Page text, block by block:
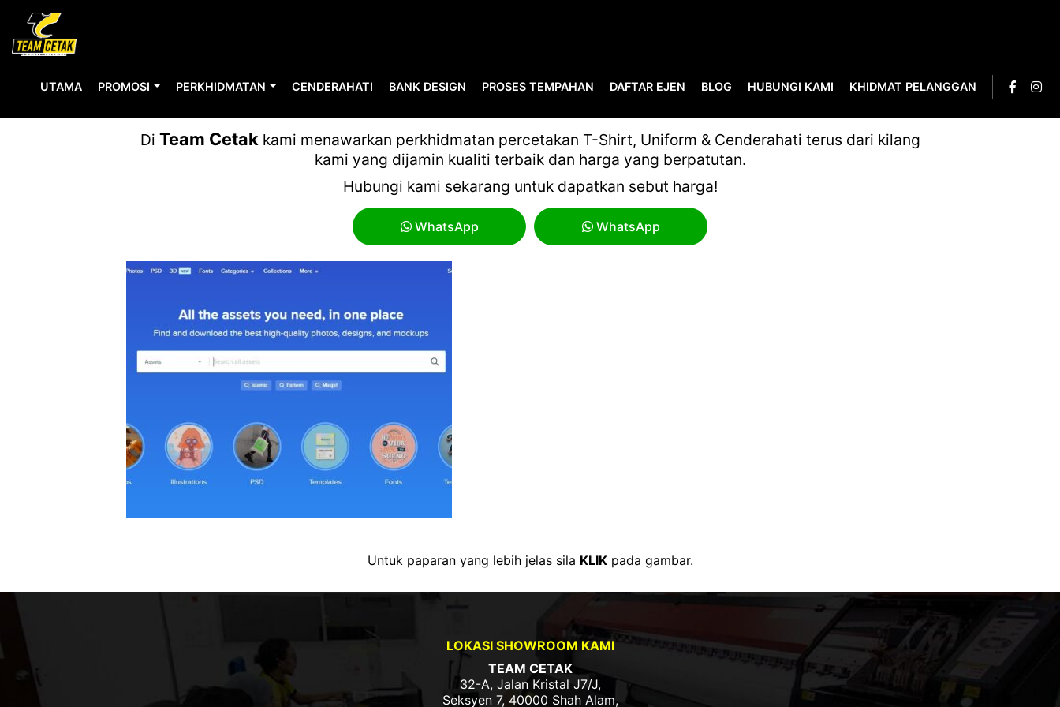
UTAMA PROMOSI PERKHIDMATAN CENDERAHATI BANK DESIGN PROSES TEMPAHAN DAFTAR EJEN BLOG HUBUNGI KAMI KHIDMAT PELANGGAN
Di Team Cetakkami menawarkan perkhidmatan percetakan T-Shirt, Uniform & Cenderahati terus dari kilang
kami yang dijamin kualiti terbaik dan harga yang berpatutan.
Hubungi kami sekarang untuk dapatkan sebut harga!
WhatsApp WhatsApp
Untuk paparan yang lebih jelas sila KLIKpada gambar.
LOKASI SHOWROOM KAMI
TEAM CETAK
32-A, Jalan Kristal J7/J,
Seksyen 7, 40000 Shah Alam,